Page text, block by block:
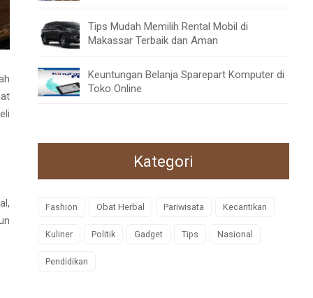
Tips Mudah Memilih Rental Mobil di
Makassar Terbaik dan Aman
Keuntungan Belanja Sparepart Komputer di
Toko Online
Kategori
Fashion Obat Herbal Pariwisata Kecantikan
Kuliner Politik Gadget Tips Nasional
Pendidikan